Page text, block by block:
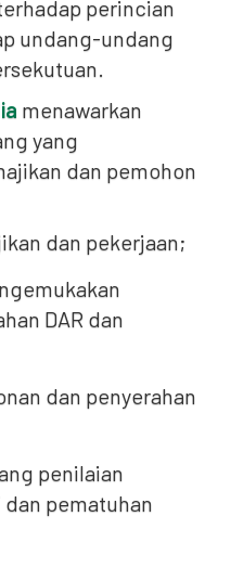
perincian
undang-undang
menawarkan
yang
dan pemohon
dan pekerjaan;
DAR dan
dan penyerahan
penilaian
pematuhan